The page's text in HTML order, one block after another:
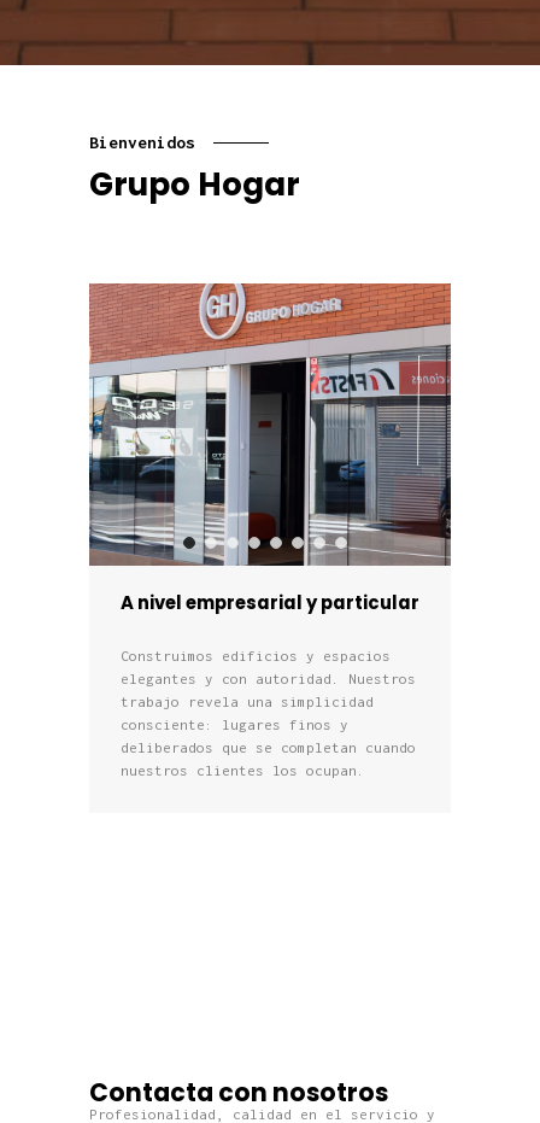
Bienvenidos
Grupo Hogar
A nivel empresarial y particular
Construimos edificios y espacios
elegantes y con autoridad. Nuestros
trabajo revela una simplicidad
consciente: lugares finos y
deliberados que se completan cuando
nuestros clientes los ocupan.
Contacta con nosotros
Profesionalidad, calidad en el servicio y